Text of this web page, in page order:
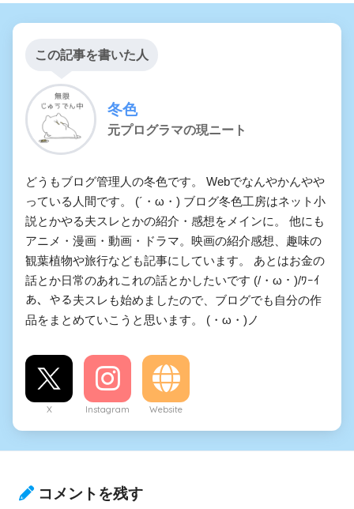
この記事を書いた人
冬色
元プログラマの現ニート
どうもブログ管理人の冬色です。 Webでなんやかんやや
っている人間です。 (´・ω・) ブログ冬色工房はネット小
説とかやる夫スレとかの紹介・感想をメインに。 他にも
アニメ・漫画・動画・ドラマ。映画の紹介感想、趣味の
観葉植物や旅行なども記事にしています。 あとはお金の
話とか日常のあれこれの話とかしたいです (/・ω・)/ﾜｰｲ
あ、やる夫スレも始めましたので、ブログでも自分の作
品をまとめていこうと思います。 (・ω・)ノ
X Instagram Website
コメントを残す